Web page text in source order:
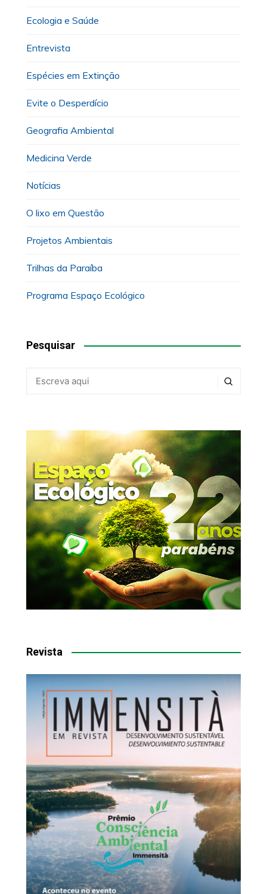
Ecologia e Saúde
Entrevista
Espécies em Extinção
Evite o Desperdício
Geografia Ambiental
Medicina Verde
Notícias
O lixo em Questão
Projetos Ambientais
Trilhas da Paraíba
Programa Espaço Ecológico
Pesquisar
Revista